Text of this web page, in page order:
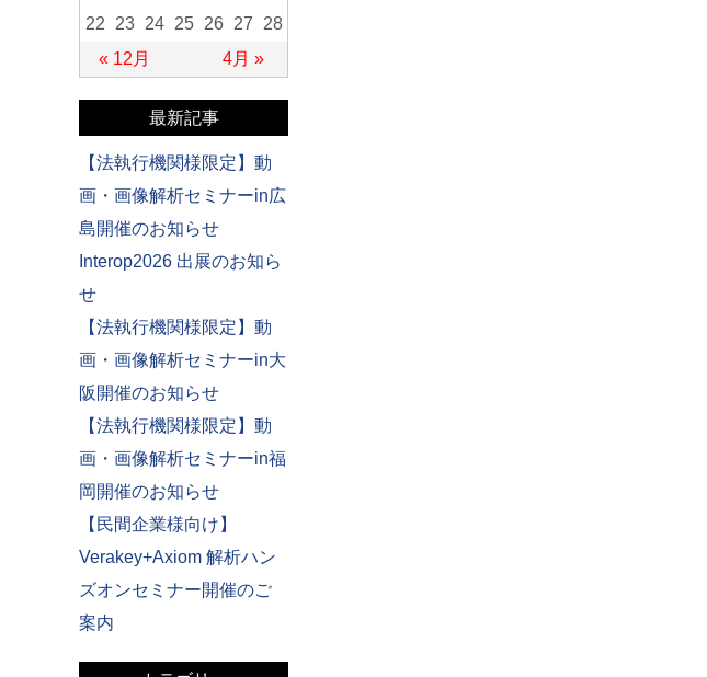
« 12月 4月 »
22
23 24 25 26 27 28
最新記事
【法執行機関様限定】動
画・画像解析セミナーin広
島開催のお知らせ
Interop2026 出展のお知ら
せ
【法執行機関様限定】動
画・画像解析セミナーin大
阪開催のお知らせ
【法執行機関様限定】動
画・画像解析セミナーin福
岡開催のお知らせ
【民間企業様向け】
Verakey+Axiom 解析ハン
ズオンセミナー開催のご
案内